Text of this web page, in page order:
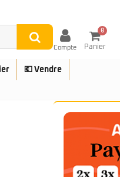
Compte
0
Panier
💶 Vendre